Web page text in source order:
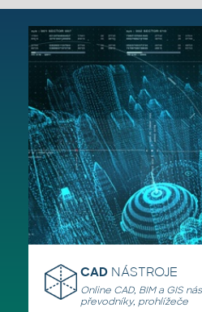
CAD NÁSTROJE
Online CAD, BIM a GIS
převodníky, prohlížeče